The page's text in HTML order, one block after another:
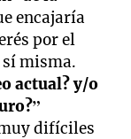
encajaría
por el
sí misma.
actual? y/o
difíciles